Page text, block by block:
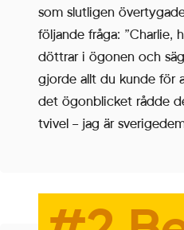
som slutligen
följande fråga: ”Charlie,
döttrar i ögonen och
gjorde allt du kunde för
det ögonblicket rådde
tvivel – jag är
Marknadsföring
Cookies för
marknadsföring
används för att spåra
besökare på
webbplatser. Avsikten
enskilda användare,